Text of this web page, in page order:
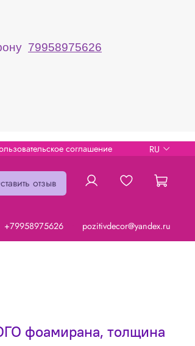
79958975626
соглашение RU
отзыв
+79958975626 pozitivdecor@yandex.ru
фоамирана, толщина